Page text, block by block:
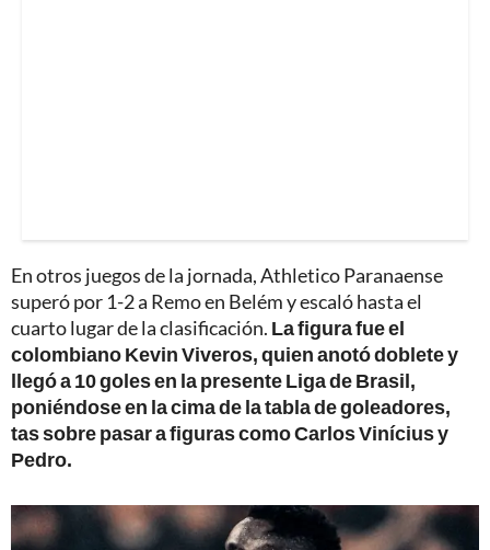
En otros juegos de la jornada, Athletico Paranaense
superó por 1-2 a Remo en Belém y escaló hasta el
cuarto lugar de la clasificación. La figura fue el
colombiano Kevin Viveros, quien anotó doblete y
llegó a 10 goles en la presente Liga de Brasil,
poniéndose en la cima de la tabla de goleadores,
tas sobre pasar a figuras como Carlos Vinícius y
Pedro.